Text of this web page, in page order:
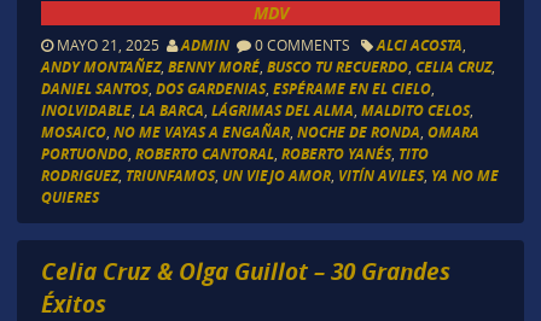
MDV
MAYO 21, 2025 ADMIN 0 COMMENTS ALCI ACOSTA
ANDY MONTAÑEZ, BENNY MORÉ, BUSCO TU RECUERDO, CELIA CRUZ,
DANIEL SANTOS, DOS GARDENIAS, ESPÉRAME EN EL CIELO,
INOLVIDABLE, LA BARCA LÁGRIMAS DEL ALMA MALDITO CELOS,
MOSAICO, NO ME VAYAS A ENGAÑAR, NOCHE DE RONDA OMARA
PORTUONDO, ROBERTO CANTORAL, ROBERTO YANÉS, TITO
RODRIGUEZ, TRIUNFAMOS, UN VIEJO AMOR, VITÍN AVILES, YA NO ME
QUIERES
Celia Cruz & Olga Guillot – 30 Grandes
Éxitos